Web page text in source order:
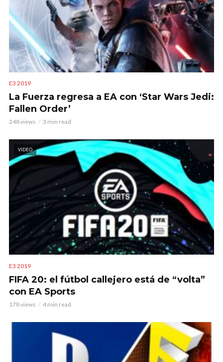
E3 2019
La Fuerza regresa a EA con ‘Star Wars Jedi:
Fallen Order’
248 views 3 min read
VIDEO
E3 2019
FIFA 20: el fútbol callejero está de “volta”
con EA Sports
178 views 4 min read